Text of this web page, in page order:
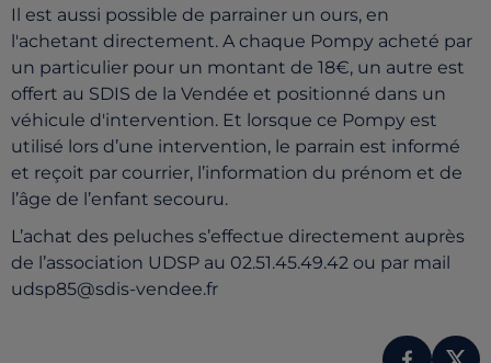
Il est aussi possible de parrainer un ours, en
l'achetant directement. A chaque Pompy acheté par
un particulier pour un montant de 18€, un autre est
offert au SDIS de la Vendée et positionné dans un
véhicule d'intervention. Et lorsque ce Pompy est
utilisé lors d’une intervention, le parrain est informé
et reçoit par courrier, l’information du prénom et de
l’âge de l’enfant secouru.
L’achat des peluches s’effectue directement auprès
de l’association UDSP au 02.51.45.49.42 ou par mail
udsp85@sdis-vendee.fr